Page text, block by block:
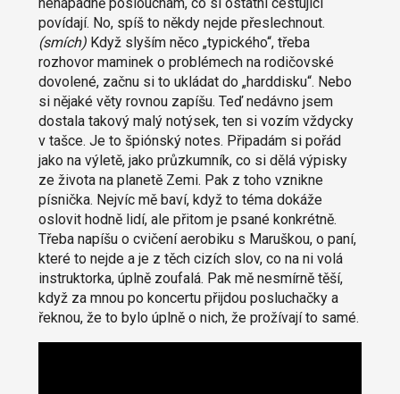
povídají. No, spíš to někdy nejde přeslechnout.
(smích)Když slyším něco „typického“, třeba
rozhovor maminek o problémech na rodičovské
dovolené, začnu si to ukládat do „harddisku“. Nebo
si nějaké věty rovnou zapíšu. Teď nedávno jsem
dostala takový malý notýsek, ten si vozím vždycky
v tašce. Je to špiónský notes. Připadám si pořád
jako na výletě, jako průzkumník, co si dělá výpisky
ze života na planetě Zemi. Pak z toho vznikne
písnička. Nejvíc mě baví, když to téma dokáže
oslovit hodně lidí, ale přitom je psané konkrétně.
Třeba napíšu o cvičení aerobiku s Maruškou, o paní,
které to nejde a je z těch cizích slov, co na ni volá
instruktorka, úplně zoufalá. Pak mě nesmírně těší,
když za mnou po koncertu přijdou posluchačky a
řeknou, že to bylo úplně o nich, že prožívají to samé.